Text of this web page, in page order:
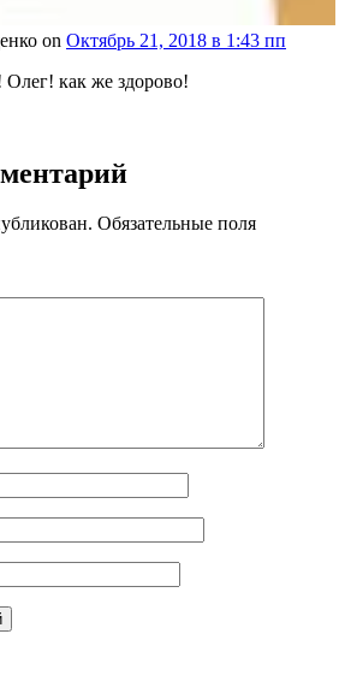
on Октябрь 21, 2018 в 1:43 пп
как же здорово!
Обязательные поля